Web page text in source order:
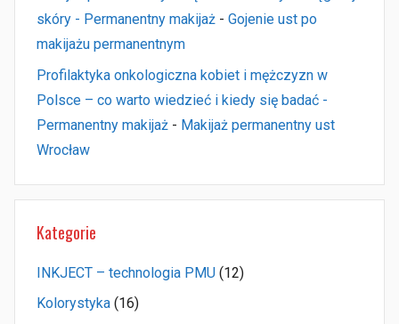
skóry - Permanentny makijaż - Gojenie ust po
makijażu permanentnym
Profilaktyka onkologiczna kobiet i mężczyzn w
Polsce – co warto wiedzieć i kiedy się badać -
Permanentny makijaż - Makijaż permanentny ust
Wrocław
Kategorie
INKJECT – technologia PMU (12)
Kolorystyka (16)